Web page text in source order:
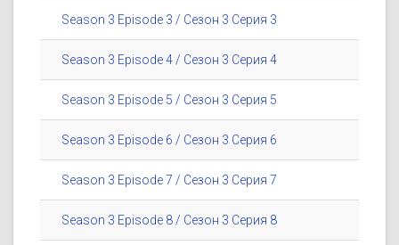
Season 3 Episode 3 / Сезон 3 Серия 3
Season 3 Episode 4 / Сезон 3 Серия 4
Season 3 Episode 5 / Сезон 3 Серия 5
Season 3 Episode 6 / Сезон 3 Серия 6
Season 3 Episode 7 / Сезон 3 Серия 7
Season 3 Episode 8 / Сезон 3 Серия 8